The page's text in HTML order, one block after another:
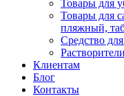
Товары для
Товары для
пляжный,
Средство
Растворители
Клиентам
Блог
Контакты